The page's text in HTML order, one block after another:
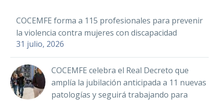
COCEMFE forma a 115 profesionales para prevenir
la violencia contra mujeres con discapacidad
31 julio, 2026
COCEMFE celebra el Real Decreto que
amplía la jubilación anticipada a 11 nuevas
patologías y seguirá trabajando para